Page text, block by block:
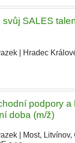
SALES
| Hradec
podpory a
doba (m/ž)
| Most, Litvínov,